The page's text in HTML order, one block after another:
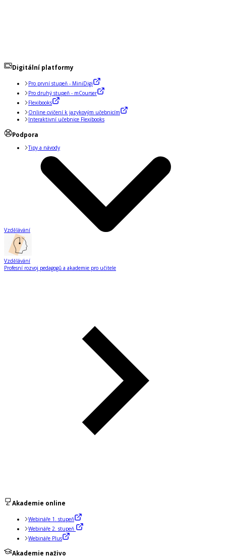
Digitální platformy
Pro první stupeň - MiniDigi
Pro druhý stupeň - mCourser
Flexibooks
Online cvičení k jazykovým učebnicím
Interaktivní učebnice Flexibooks
Podpora
Tipy a návody
Vzdělávání
Vzdělávání
Profesní rozvoj pedagogů a akademie pro učitele
Akademie online
Webináře 1. stupeň
Webináře 2. stupeň
Webináře Plus
Akademie naživo